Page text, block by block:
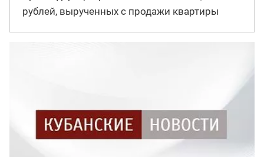
рублей, вырученных с продажи квартиры